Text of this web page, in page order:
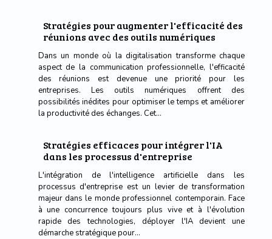
Stratégies pour augmenter l'efficacité des
réunions avec des outils numériques
Dans un monde où la digitalisation transforme chaque
aspect de la communication professionnelle, l'efficacité
des réunions est devenue une priorité pour les
entreprises. Les outils numériques offrent des
possibilités inédites pour optimiser le temps et améliorer
la productivité des échanges. Cet...
Stratégies efficaces pour intégrer l'IA
dans les processus d'entreprise
L'intégration de l'intelligence artificielle dans les
processus d'entreprise est un levier de transformation
majeur dans le monde professionnel contemporain. Face
à une concurrence toujours plus vive et à l'évolution
rapide des technologies, déployer l'IA devient une
démarche stratégique pour...